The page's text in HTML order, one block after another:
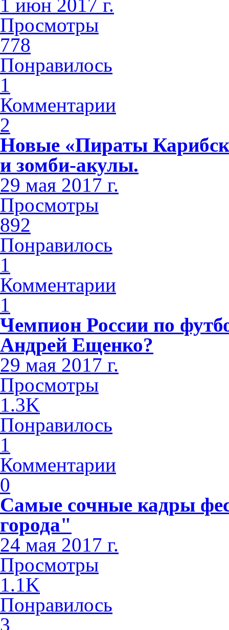
1 июн 2017 г.
Просмотры
778
Понравилось
1
Комментарии
2
Новые «Пираты
и зомби-акулы.
29 мая 2017 г.
Просмотры
892
Понравилось
1
Комментарии
1
Чемпион России по
Андрей Ещенко?
29 мая 2017 г.
Просмотры
1.3K
Понравилось
1
Комментарии
0
Самые сочные кадры
города"
24 мая 2017 г.
Просмотры
1.1K
Понравилось
3